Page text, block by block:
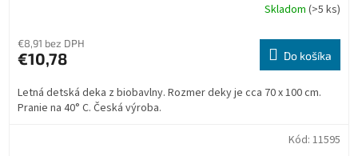
produktu
je
z
5
Skladom(>5 ks)
€8,91 bez DPH
€10,78 Do košíka
Letná detská deka z biobavlny. Rozmer deky je cca 70 x 100 cm.
Pranie na 40° C. Česká výroba.
Kód: 11595